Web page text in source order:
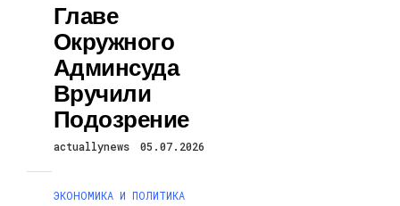
Главе
Окружного
Админсуда
Вручили
Подозрение
actuallynews 05.07.2026
ЭКОНОМИКА И ПОЛИТИКА